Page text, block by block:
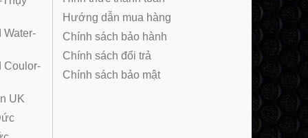
Water-
Coulor-
UK
Hướng dẫn mua hàng
Chính sách bảo hành
Chính sách đổi trả
Chính sách bảo mật